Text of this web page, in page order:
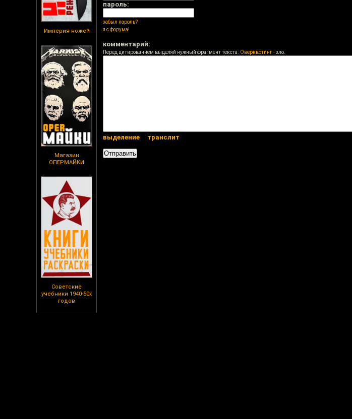
Империя ножей
Магазин
ОПЕРМАЙКИ
Советские
учебники 1940-50х
годов
пароль:
забыл пароль?
я с форума!
комментарий:
Перед цитированием выделяй нужный фрагмент текста. Оверквотинг- зло.
выделение транслит